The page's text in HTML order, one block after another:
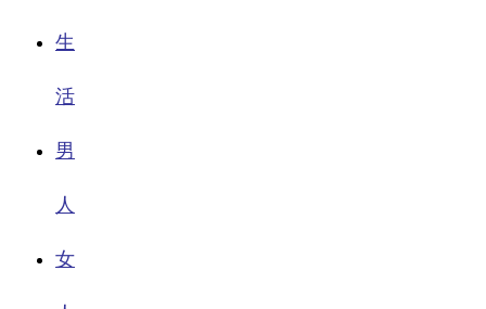
生
活
男
人
女